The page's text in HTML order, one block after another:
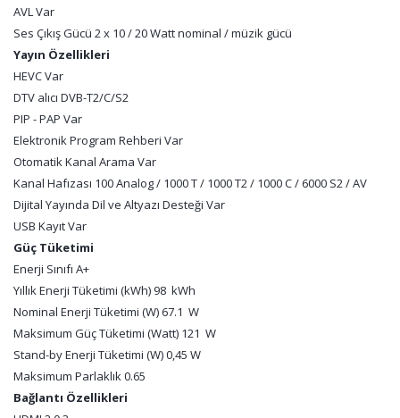
AVL Var
Ses Çıkış Gücü 2 x 10 / 20 Watt nominal / müzik gücü
Yayın Özellikleri
HEVC Var
DTV alıcı DVB-T2/C/S2
PIP - PAP Var
Elektronik Program Rehberi Var
Otomatik Kanal Arama Var
Kanal Hafızası 100 Analog / 1000 T / 1000 T2 / 1000 C / 6000 S2 / AV
Dijital Yayında Dil ve Altyazı Desteği Var
USB Kayıt Var
Güç Tüketimi
Enerji Sınıfı A+
Yıllık Enerji Tüketimi (kWh) 98 kWh
Nominal Enerji Tüketimi (W) 67.1 W
Maksimum Güç Tüketimi (Watt) 121 W
Stand-by Enerji Tüketimi (W) 0,45 W
Maksimum Parlaklık 0.65
Bağlantı Özellikleri